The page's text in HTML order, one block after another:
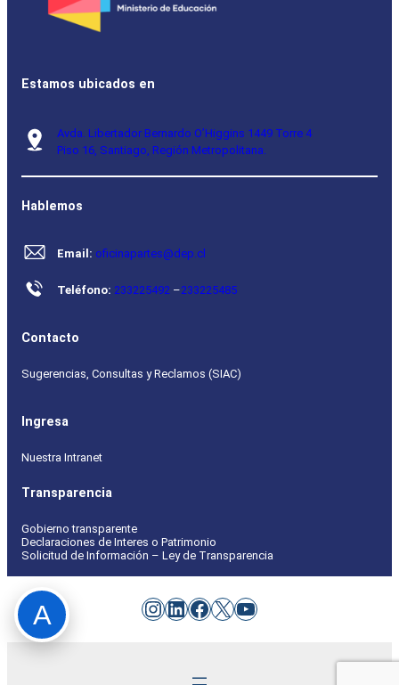
Estamos ubicados en
Avda. Libertador Bernardo O’Higgins 1449 Torre 4
Piso 16, Santiago, Región Metropolitana.
Hablemos
Email: oficinapartes@dep.cl
Teléfono: 233225492 –233225485
Contacto
Sugerencias, Consultas y Reclamos (SIAC)
Ingresa
Nuestra Intranet
Transparencia
Gobierno transparente
Declaraciones de Interes o Patrimonio
Solicitud de Información – Ley de Transparencia
Instagram
LinkedIn
Facebook
X YouTube
A